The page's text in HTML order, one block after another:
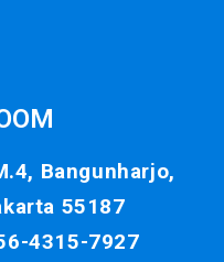
Bangunharjo,
55187
4315-7927